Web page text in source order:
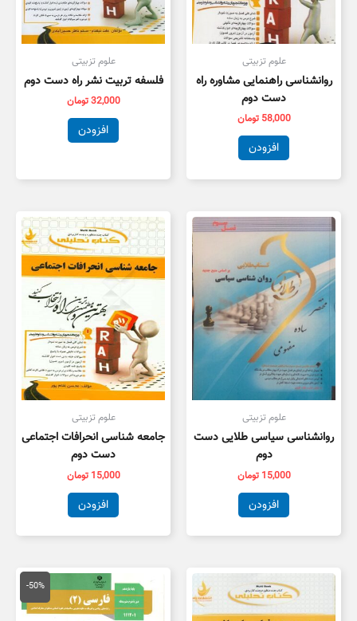
علوم تزبیتی
روانشناسی راهنمایی مشاوره راه
دست دوم
58,000 تومان
افزودن
علوم تزبیتی
فلسفه تربیت نشر راه دست دوم
32,000تومان
افزودن
علوم تزبیتی
روانشناسی سیاسی طلایی دست
دوم
15,000 تومان
افزودن
علوم تزبیتی
جامعه شناسی انحرافات اجتماعی
دست دوم
15,000 تومان
افزودن
-50%
قیمت
اصلی
100,000 تومان
بود.
قیمت
فعلی
است.